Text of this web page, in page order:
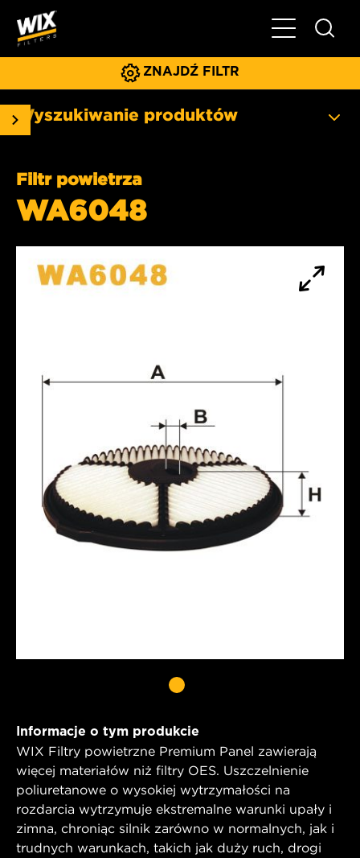
Pokaż/ukryj
ZNAJDŹ FILTR
Wyszukiwanie produktów
Filtr powietrza
WA6048
Informacje o tym produkcie
WIX Filtry powietrzne Premium Panel zawierają
więcej materiałów niż filtry OES. Uszczelnienie
poliuretanowe o wysokiej wytrzymałości na
rozdarcia wytrzymuje ekstremalne warunki upały i
zimna, chroniąc silnik zarówno w normalnych, jak i
trudnych warunkach, takich jak duży ruch, drogi